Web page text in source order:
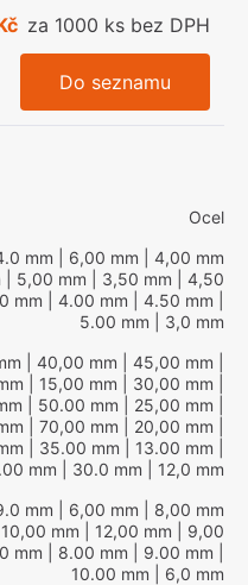
za 1000 ks bez DPH
Do seznamu
Ocel
mm | 6,00 mm | 4,00 mm
| 5,00 mm | 3,50 mm | 4,50
mm | 4.00 mm | 4.50 mm
5.00 mm | 3,0 mm
| 40,00 mm | 45,00 mm
| 15,00 mm | 30,00 mm
| 50.00 mm | 25,00 mm
| 70,00 mm | 20,00 mm
| 35.00 mm | 13.00 mm
mm | 30.0 mm | 12,0 mm
mm | 6,00 mm | 8,00 mm
10,00 mm | 12,00 mm | 9,00
mm | 8.00 mm | 9.00 mm
10.00 mm | 6,0 mm